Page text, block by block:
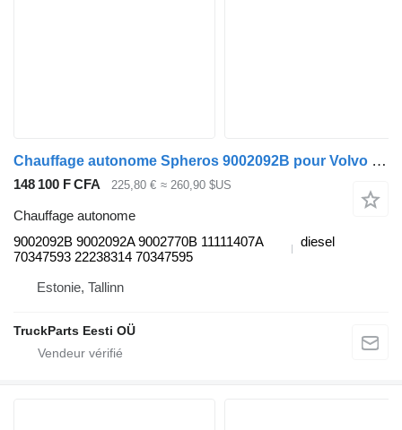
Chauffage autonome Spheros 9002092B pour Volvo B6, B7, B9, B10, B12 bus (1978-2011)
148 100 F CFA 225,80 € ≈ 260,90 $US
Chauffage autonome
9002092B 9002092A 9002770B 11111407A
70347593 22238314 70347595
diesel
Estonie, Tallinn
TruckParts Eesti OÜ